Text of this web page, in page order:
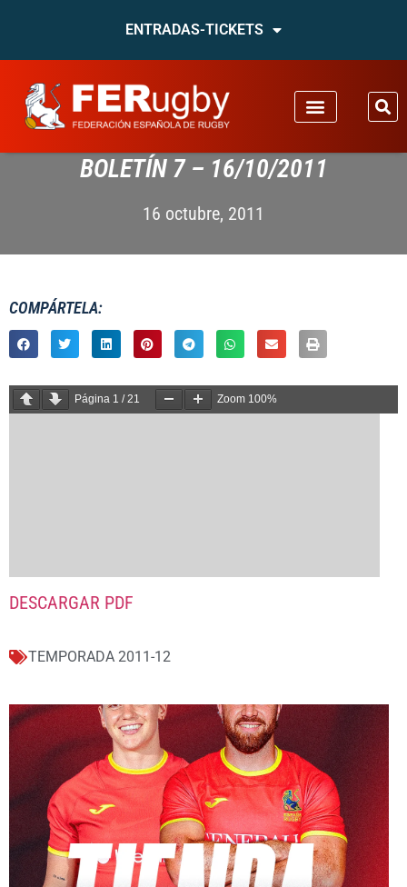
ENTRADAS-TICKETS
BOLETÍN 7 – 16/10/2011
16 octubre, 2011
COMPÁRTELA:
Página 1 /21 Zoom 100%
DESCARGAR PDF
TEMPORADA 2011-12